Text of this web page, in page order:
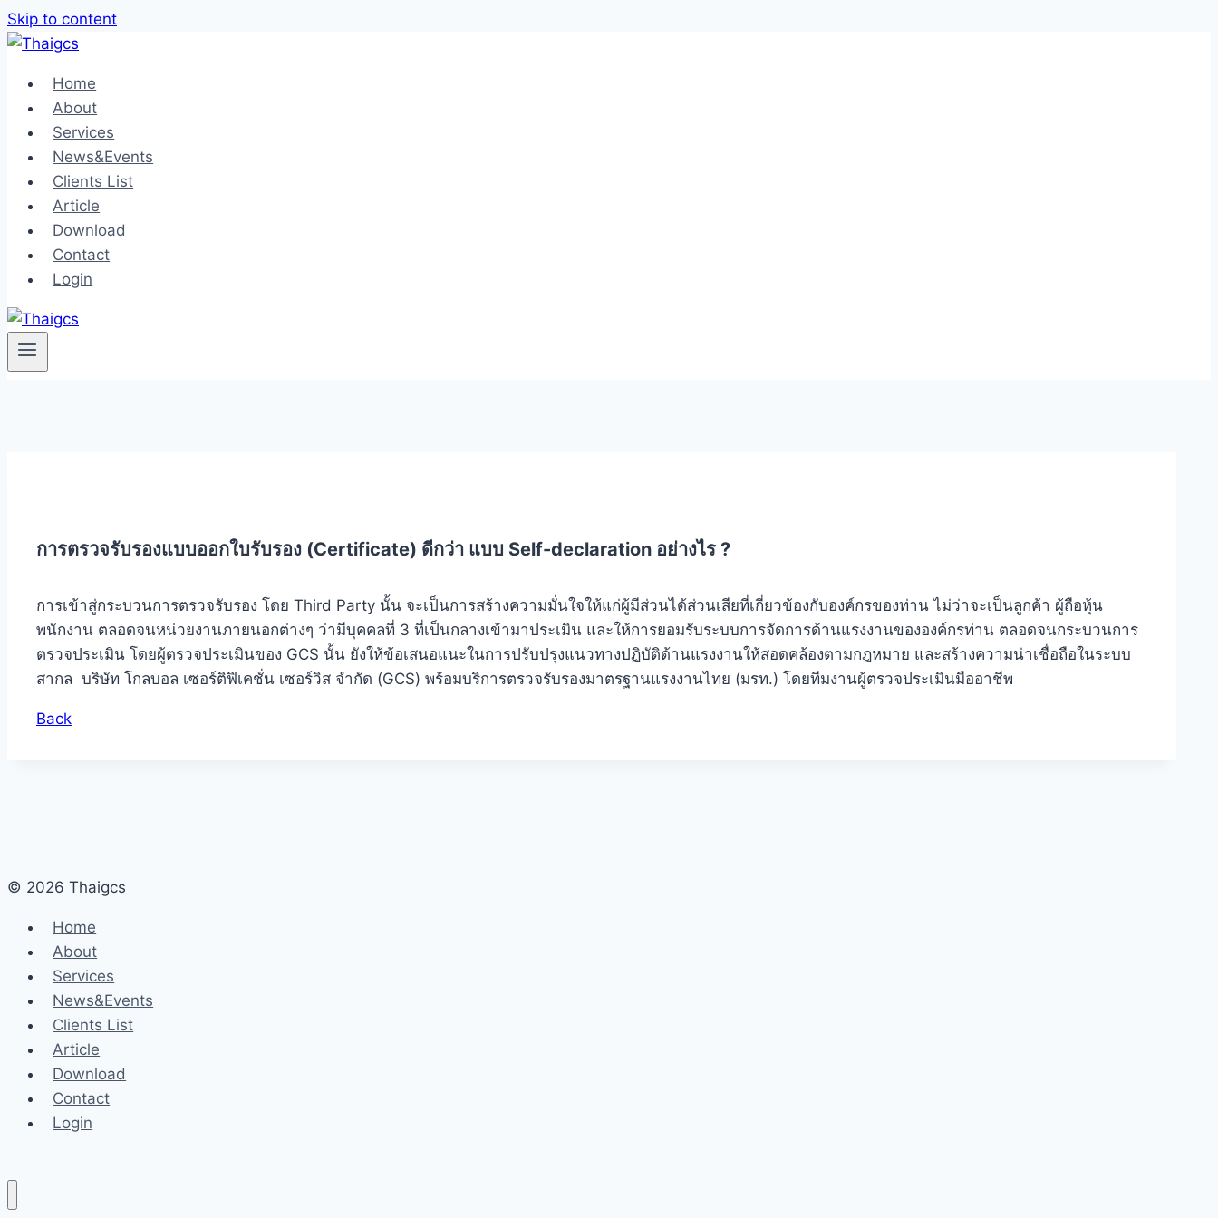
Skip to content
Home
About
Services
News&Events
Clients List
Article
Download
Contact
Login
การตรวจรับรองแบบออกใบรับรอง (Certificate) ดีกว่า แบบ Self-declaration อย่างไร ?
การเข้าสู่กระบวนการตรวจรับรอง โดย Third Party นั้น จะเป็นการสร้างความมั่นใจให้แก่ผู้มีส่วนได้ส่วนเสียที่เกี่ยวข้องกับองค์กรของท่าน ไม่ว่าจะเป็นลูกค้า ผู้ถือหุ้น
พนักงาน ตลอดจนหน่วยงานภายนอกต่างๆ ว่ามีบุคคลที่ 3 ที่เป็นกลางเข้ามาประเมิน และให้การยอมรับระบบการจัดการด้านแรงงานขององค์กรท่าน ตลอดจนกระบวนการ
ตรวจประเมิน โดยผู้ตรวจประเมินของ GCS นั้น ยังให้ข้อเสนอแนะในการปรับปรุงแนวทางปฏิบัติด้านแรงงานให้สอดคล้องตามกฎหมาย และสร้างความน่าเชื่อถือในระบบ
สากล บริษัท โกลบอล เซอร์ติฟิเคชั่น เซอร์วิส จำกัด (GCS) พร้อมบริการตรวจรับรองมาตรฐานแรงงานไทย (มรท.) โดยทีมงานผู้ตรวจประเมินมืออาชีพ
Back
© 2026 Thaigcs
Home
About
Services
News&Events
Clients List
Article
Download
Contact
Login